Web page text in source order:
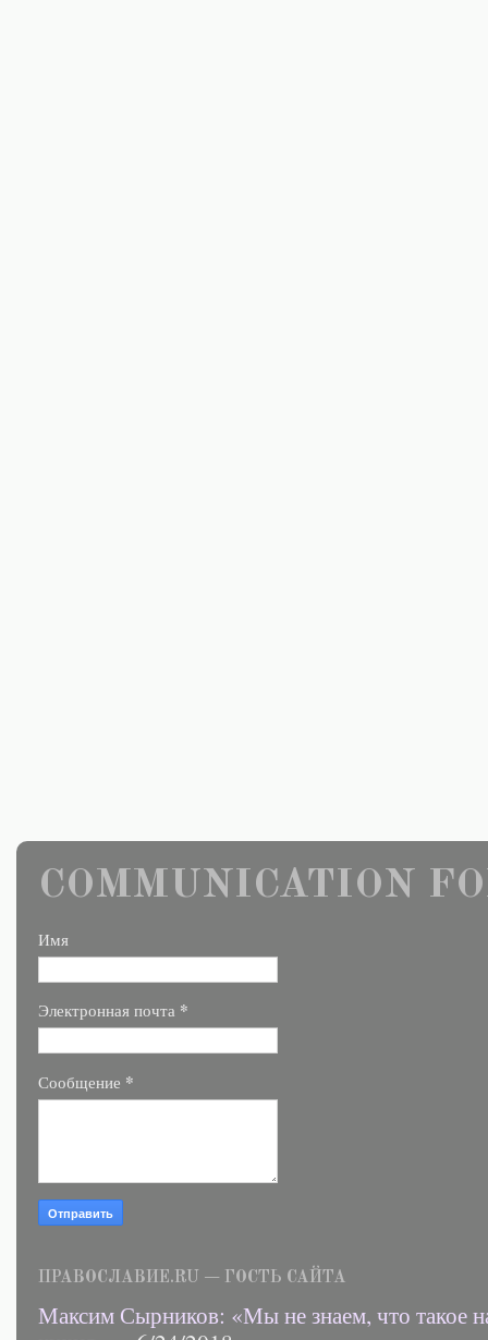
COMMUNICATION
Имя
Электронная почта *
Сообщение *
ПРАВОСЛАВИЕ.RU — ГОСТЬ САЙТА
Максим Сырников: «Мы не знаем, что такое